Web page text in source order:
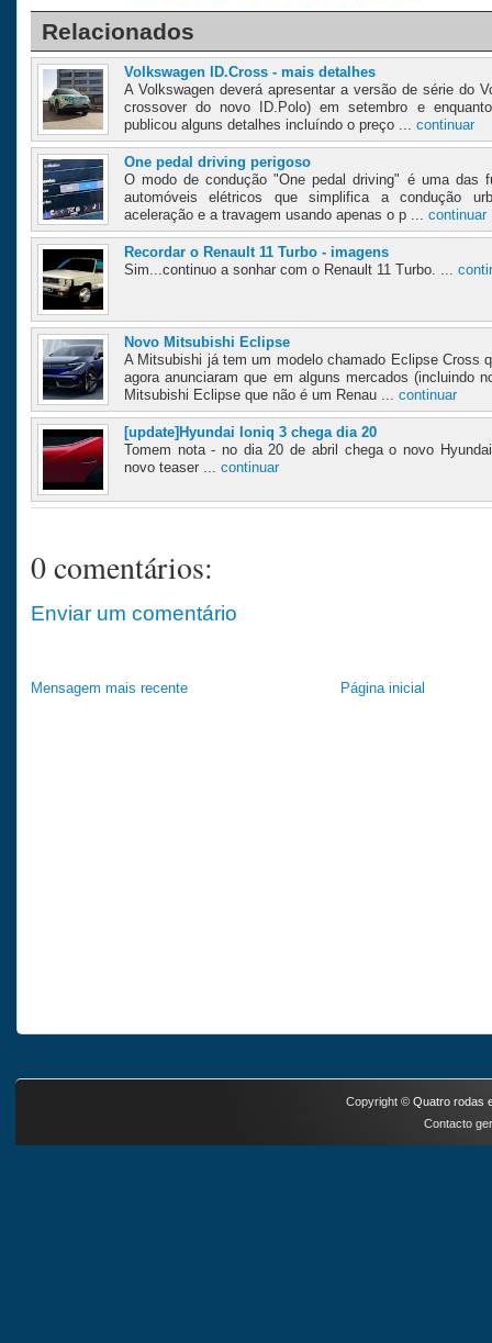
Relacionados
Volkswagen ID.Cross - mais detalhes
A Volkswagen deverá apresentar a versão de série do
crossover do novo ID.Polo) em setembro e
publicou alguns detalhes incluíndo o preço ... continuar
One pedal driving perigoso
O modo de condução "One pedal driving" é uma das
automóveis elétricos que simplifica a condução
aceleração e a travagem usando apenas o p ... continuar
Recordar o Renault 11 Turbo - imagens
Sim...continuo a sonhar com o Renault 11 Turbo. ...
Novo Mitsubishi Eclipse
A Mitsubishi já tem um modelo chamado Eclipse Cross
agora anunciaram que em alguns mercados (incluindo
Mitsubishi Eclipse que não é um Renau ... continuar
[update]Hyundai Ioniq 3 chega dia 20
Tomem nota - no dia 20 de abril chega o novo
novo teaser ... continuar
0 comentários:
Enviar um comentário
Mensagem mais recente Página inicial
Copyright © Quatro rodas
Contacto